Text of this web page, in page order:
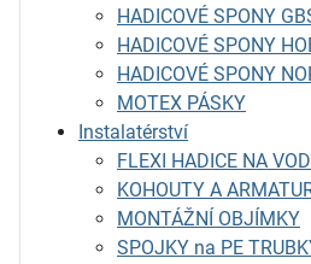
HADICOVÉ SPONY
HADICOVÉ SPONY
HADICOVÉ SPONY
MOTEX PÁSKY
Instalatérství
FLEXI HADICE NA
KOHOUTY A
MONTÁŽNÍ OBJÍMKY
SPOJKY na PE